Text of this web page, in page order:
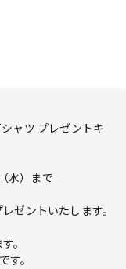
ャツ プレゼントキ
水）まで
ゼントいたします。
。
。